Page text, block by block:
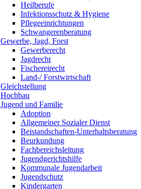
Heilberufe
Infektionsschutz & Hygiene
Pflegeeinrichtungen
Schwangerenberatung
Gewerbe, Jagd, Forst
Gewerberecht
Jagdrecht
Fischereirecht
Land-/ Forstwirtschaft
Gleichstellung
Hochbau
Jugend und Familie
Adoption
Allgemeiner Sozialer Dienst
Beistandschaften-Unterhaltsberatung
Beurkundung
Fachbereichsleitung
Jugendgerichtshilfe
Kommunale Jugendarbeit
Jugendschutz
Kindergarten